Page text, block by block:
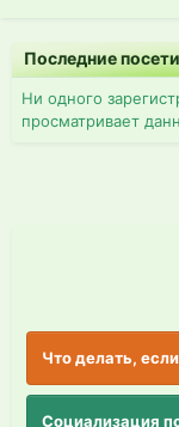
Последние
Ни одного
просматривает
Что делать,
Социализация